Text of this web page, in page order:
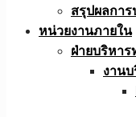
สรุปผลการ
หน่วยงานภายใน
ฝ่ายบริหาร
งาน